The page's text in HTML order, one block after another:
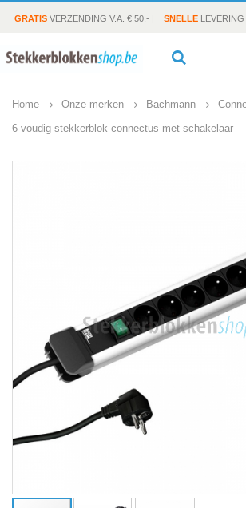
GRATIS VERZENDING V.A. € 50,- | SNELLE
Home Onze merken Bachmann
6-voudig stekkerblok connectus met schakelaar